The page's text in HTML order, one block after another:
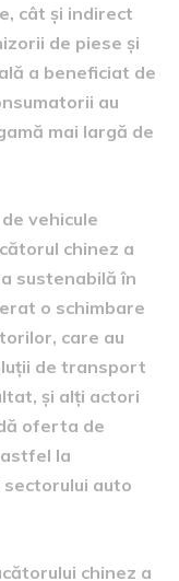
cât și indirect
de piese și
a beneficiat de
au
mai largă de
vehicule
chinez a
sustenabilă în
o schimbare
care au
de transport
și alți actori
oferta de
la
auto
chinez a